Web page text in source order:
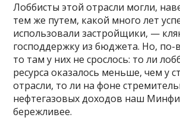
Лоббисты этой отрасли могли,
тем же путем, какой много лет
использовали застройщики, —
господдержку из бюджета. Но,
то там у них не срослось: то ли
ресурса оказалось меньше, чем у
отрасли, то ли на фоне
нефтегазовых доходов наш
бережливее.